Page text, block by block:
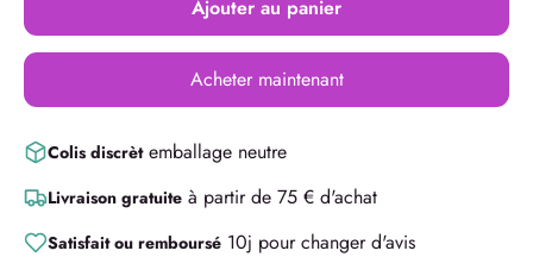
Ajouter au panier
Acheter maintenant
Colis discrètemballage neutre
Livraison gratuite à partir de 75 € d'achat
Satisfait ou remboursé 10j pour changer d'avis